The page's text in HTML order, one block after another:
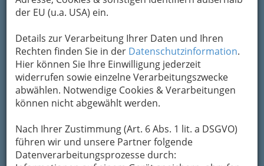
der EU (u.a. USA) ein.
Details zur Verarbeitung Ihrer Daten und Ihren
Rechten finden Sie in der Datenschutzinformation.
Hier können Sie Ihre Einwilligung jederzeit
widerrufen sowie einzelne Verarbeitungszwecke
abwählen. Notwendige Cookies & Verarbeitungen
können nicht abgewählt werden.
Nach Ihrer Zustimmung (Art. 6 Abs. 1 lit. a DSGVO)
führen wir und unsere Partner folgende
Datenverarbeitungsprozesse durch:
Absenden umgehend per Mail an das
Unternehmen Börsennews (Bayrischer
Mein Name
Meine Email Adresse
Mein Betreff